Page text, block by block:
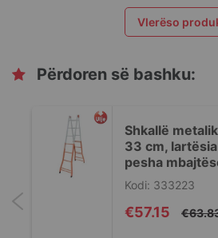
Vlerëso
Përdoren së bashku:
Shkallë
33 cm,
pesha
Special
Price
€57.15
Kodi: 333223